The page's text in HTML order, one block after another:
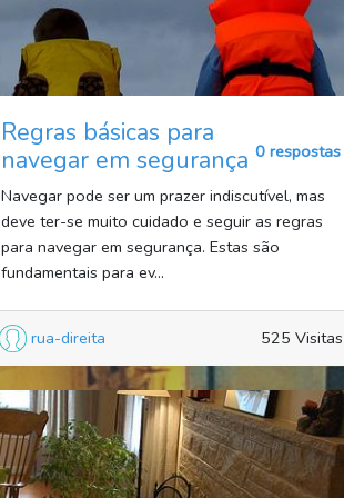
Regras básicas para
navegar em segurança 0 respostas
Navegar pode ser um prazer indiscutível, mas
deve ter-se muito cuidado e seguir as regras
para navegar em segurança. Estas são
fundamentais para ev...
rua-direita 525 Visitas